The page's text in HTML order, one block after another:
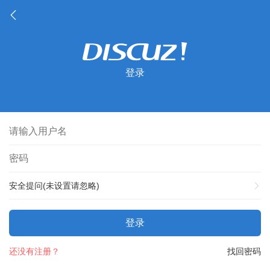
登录
安全提问(未设置请忽略)
登录
找回密码
还没有注册？